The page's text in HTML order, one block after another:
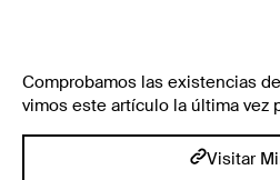
Comprobamos las existencias
vimos este artículo la última vez
Visitar